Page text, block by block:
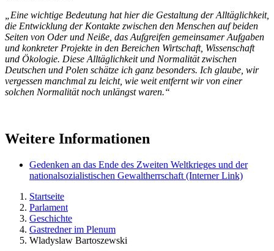
„Eine wichtige Bedeutung hat hier die Gestaltung der Alltäglichkeit,
die Entwicklung der Kontakte zwischen den Menschen auf beiden
Seiten von Oder und Neiße, das Aufgreifen gemeinsamer Aufgaben
und konkreter Projekte in den Bereichen Wirtschaft, Wissenschaft
und Ökologie. Diese Alltäglichkeit und Normalität zwischen
Deutschen und Polen schätze ich ganz besonders. Ich glaube, wir
vergessen manchmal zu leicht, wie weit entfernt wir von einer
solchen Normalität noch unlängst waren.“
Weitere Informationen
Gedenken an das Ende des Zweiten Weltkrieges und der
nationalsozialistischen Gewaltherrschaft (Interner Link)
Startseite
Parlament
Geschichte
Gastredner im Plenum
Wladyslaw Bartoszewski